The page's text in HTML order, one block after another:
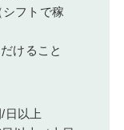
シフトで稼
けること
日以上